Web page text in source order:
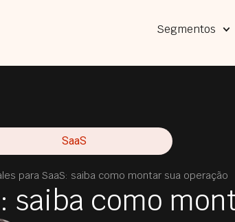
Segmentos
SaaS
para SaaS: saiba como montar sua operação
saiba como